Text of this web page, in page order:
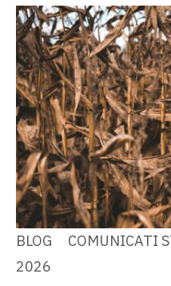
BLOG COMUNICATI
2026